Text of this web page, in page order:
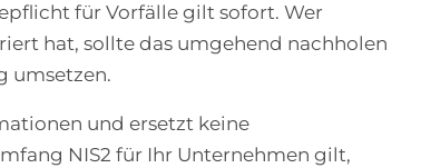
für Vorfälle gilt sofort. Wer
hat, sollte das umgehend nachholen
umsetzen.
und ersetzt keine
NIS2 für Ihr Unternehmen gilt,